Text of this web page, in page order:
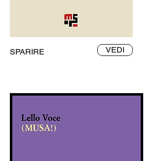
SPARIRE VEDI